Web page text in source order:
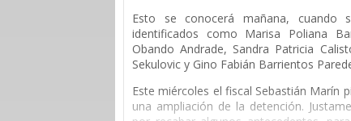
Esto se conocerá mañana, cuando
identificados como Marisa Poliana
Obando Andrade, Sandra Patricia
Sekulovic y Gino Fabián Barrientos
Este miércoles el fiscal Sebastián Marín
una ampliación de la detención.